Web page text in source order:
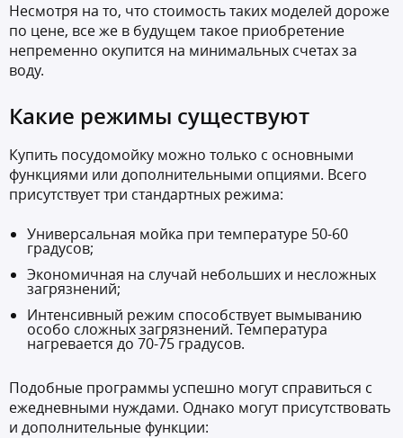
Несмотря на то, что стоимость таких моделей дороже
по цене, все же в будущем такое приобретение
непременно окупится на минимальных счетах за
воду.
Какие режимы существуют
Купить посудомойку можно только с основными
функциями или дополнительными опциями. Всего
присутствует три стандартных режима:
Универсальная мойка при температуре 50-60
градусов;
Экономичная на случай небольших и несложных
загрязнений;
Интенсивный режим способствует вымыванию
особо сложных загрязнений. Температура
нагревается до 70-75 градусов.
Подобные программы успешно могут справиться с
ежедневными нуждами. Однако могут присутствовать
и дополнительные функции: